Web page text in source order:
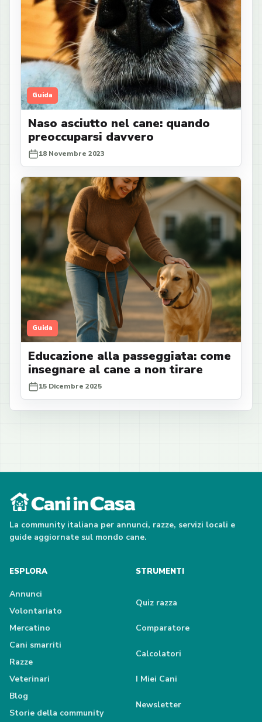
Guida
Naso asciutto nel cane: quando
preoccuparsi davvero
18 Novembre 2023
Guida
Educazione alla passeggiata: come
insegnare al cane a non tirare
15 Dicembre 2025
La community italiana per annunci, razze, servizi locali e
guide aggiornate sul mondo cane.
ESPLORA
Annunci
Volontariato
Mercatino
Cani smarriti
Razze
Veterinari
Blog
Storie della community
STRUMENTI
Quiz razza
Comparatore
Calcolatori
I Miei Cani
Newsletter